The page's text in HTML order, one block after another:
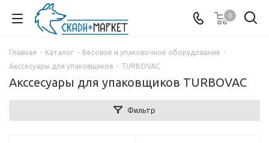
0
Главная - Каталог - Весовое и упаковочное оборудование -
Акссесуары для упаковщиков - TURBOVAC
Акссесуары для упаковщиков TURBOVAC
Фильтр